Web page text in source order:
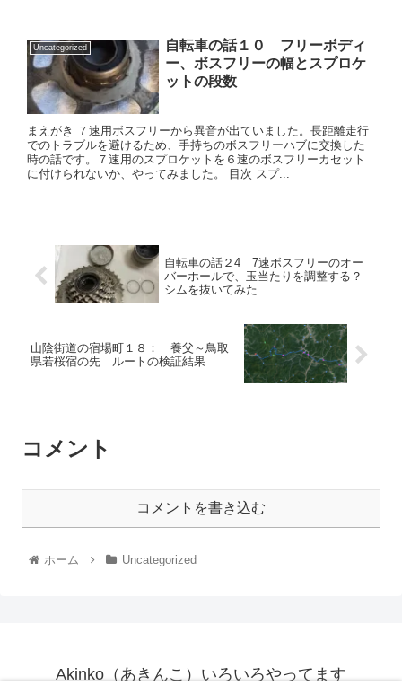
Uncategorized
自転車の話１０ フリーボディ
ー、ボスフリーの幅とスプロケ
ットの段数
まえがき ７速用ボスフリーから異音が出ていました。長距離走行
でのトラブルを避けるため、手持ちのボスフリーハブに交換した
時の話です。７速用のスプロケットを６速のボスフリーカセット
に付けられないか、やってみました。 目次 スプ...
自転車の話２4 7速ボスフリーのオー
バーホールで、玉当たりを調整する？
シムを抜いてみた
山陰街道の宿場町１８： 養父～鳥取
県若桜宿の先 ルートの検証結果
コメント
コメントを書き込む
ホーム Uncategorized
Akinko（あきんこ）いろいろやってます